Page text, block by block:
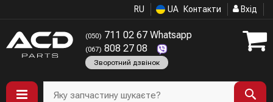
RU UA Контакти Вхід
(050) 711 02 67 Whatsapp
(067) 808 27 08
Зворотний дзвінок
Яку запчастину шукаєте?